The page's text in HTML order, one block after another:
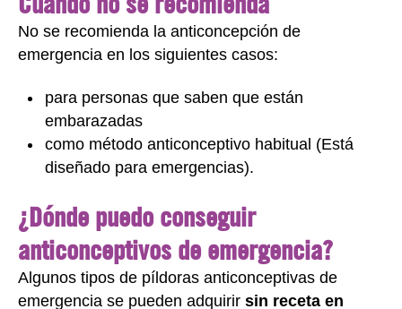
No se recomienda la anticoncepción de
emergencia en los siguientes casos:
para personas que saben que están
embarazadas
como método anticonceptivo habitual (Está
diseñado para emergencias).
¿Dónde puedo conseguir
anticonceptivos de emergencia?
Algunos tipos de píldoras anticonceptivas de
emergencia se pueden adquirir sin receta en